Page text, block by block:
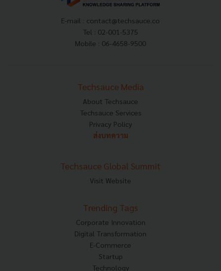
E-mail : contact@techsauce.co
Tel : 02-001-5375
Mobile : 06-4658-9500
Techsauce Media
About Techsauce
Techsauce Services
Privacy Policy
ส่งบทความ
Techsauce Global Summit
Visit Website
Trending Tags
Corporate Innovation
Digital Transformation
E-Commerce
Startup
Technology